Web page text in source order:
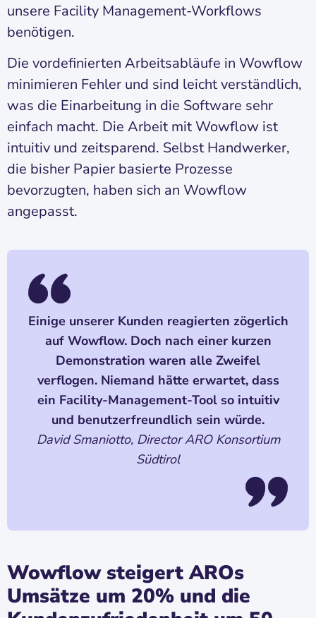
unsere Facility Management-Workflows
benötigen.
Die vordefinierten Arbeitsabläufe in Wowflow
minimieren Fehler und sind leicht verständlich,
was die Einarbeitung in die Software sehr
einfach macht. Die Arbeit mit Wowflow ist
intuitiv und zeitsparend. Selbst Handwerker,
die bisher Papier basierte Prozesse
bevorzugten, haben sich an Wowflow
angepasst.
Einige unserer Kunden reagierten zögerlich
auf Wowflow. Doch nach einer kurzen
Demonstration waren alle Zweifel
verflogen. Niemand hätte erwartet, dass
ein Facility-Management-Tool so intuitiv
und benutzerfreundlich sein würde.
David Smaniotto, Director ARO Konsortium
Südtirol
Wowflow steigert AROs
Umsätze um 20% und die